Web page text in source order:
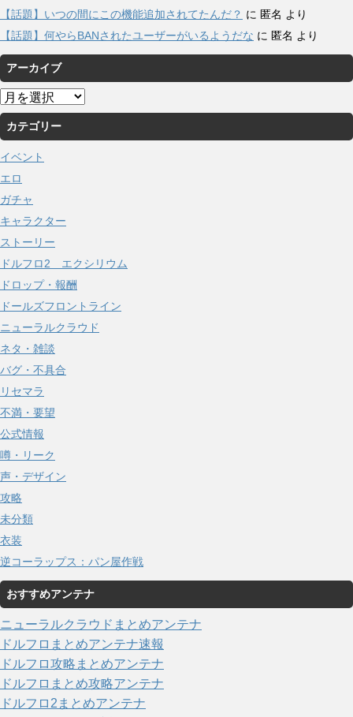
【話題】いつの間にこの機能追加されてたんだ？ に 匿名 より
【話題】何やらBANされたユーザーがいるようだな に 匿名 より
アーカイブ
ア
ー
カ
イ
ブ
カテゴリー
イベント
エロ
ガチャ
キャラクター
ストーリー
ドルフロ2 エクシリウム
ドロップ・報酬
ドールズフロントライン
ニューラルクラウド
ネタ・雑談
バグ・不具合
リセマラ
不満・要望
公式情報
噂・リーク
声・デザイン
攻略
未分類
衣装
逆コーラップス：パン屋作戦
おすすめアンテナ
ニューラルクラウドまとめアンテナ
ドルフロまとめアンテナ速報
ドルフロ攻略まとめアンテナ
ドルフロまとめ攻略アンテナ
ドルフロ2まとめアンテナ